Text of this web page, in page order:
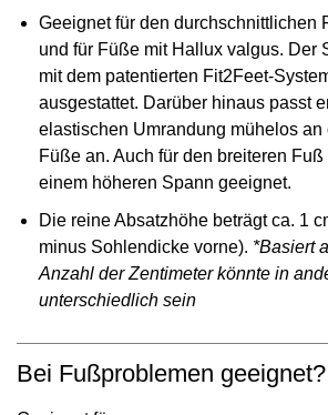
Geeignet für den durchschnittlichen
und für Füße mit Hallux valgus. Der
mit dem patentierten Fit2Feet-
ausgestattet. Darüber hinaus passt
elastischen Umrandung mühelos an
Füße an. Auch für den breiteren
einem höheren Spann geeignet.
Die reine Absatzhöhe beträgt ca. 1
minus Sohlendicke vorne). *Basiert
Anzahl der Zentimeter könnte in
unterschiedlich sein
Bei Fußproblemen geeignet?